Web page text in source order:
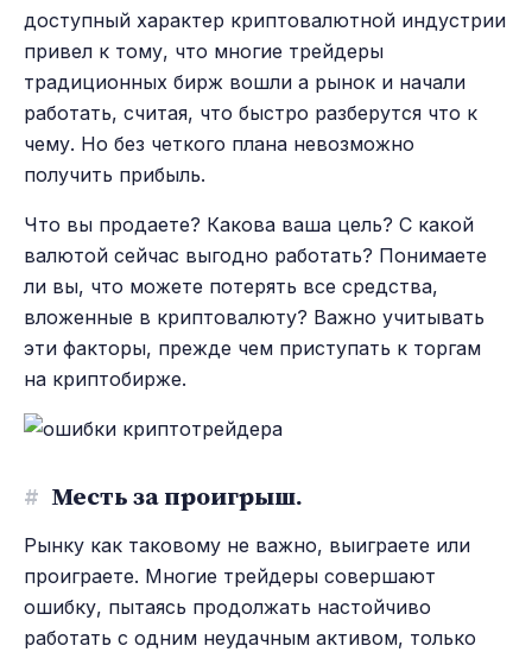
доступный характер криптовалютной индустрии
привел к тому, что многие трейдеры
традиционных бирж вошли а рынок и начали
работать, считая, что быстро разберутся что к
чему. Но без четкого плана невозможно
получить прибыль.
Что вы продаете? Какова ваша цель? С какой
валютой сейчас выгодно работать? Понимаете
ли вы, что можете потерять все средства,
вложенные в криптовалюту? Важно учитывать
эти факторы, прежде чем приступать к торгам
на криптобирже.
# Месть за проигрыш.
Рынку как таковому не важно, выиграете или
проиграете. Многие трейдеры совершают
ошибку, пытаясь продолжать настойчиво
работать с одним неудачным активом, только